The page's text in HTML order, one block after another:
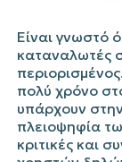
Είναι γνωστό
καταναλωτές
πολύ χρόνο
υπάρχουν
πλειοψηφία
κριτικές και